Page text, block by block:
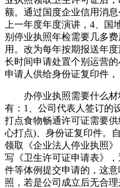
额。通过国度企业信用消
上一年度年度演讲，4、国
别停业执照年检需要几多
用。改为每年按期报送年
长时间申请处置个别运营的
申请人供给身份证复印件，
办停业执照需要什么材
有：1、公司代表人签订的
打点食物畅通许可证需要
心打点)、身份证复印件。
领取《企业法人停业执照
写《卫生许可证申请表》
件等体例提交申请的，这
照，若是公司成立后无合